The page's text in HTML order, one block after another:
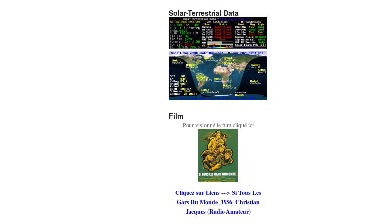
Solar-Terrestrial Data
Film
Pour visionné le film cliqué ici
Cliquez sur Liens ---> Si Tous Les
Gars Du Monde_1956_Christian
Jacques (Radio Amateur)